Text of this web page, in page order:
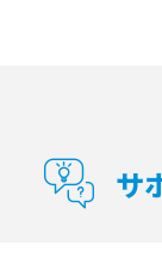
スメする方の特徴
サ